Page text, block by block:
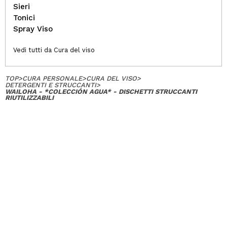
Sieri
Tonici
Spray Viso
Vedi tutti da Cura del viso
TOP>CURA PERSONALE>CURA DEL VISO>
DETERGENTI E STRUCCANTI>
WAILOHA - *COLECCIÓN AGUA* - DISCHETTI STRUCCANTI
RIUTILIZZABILI